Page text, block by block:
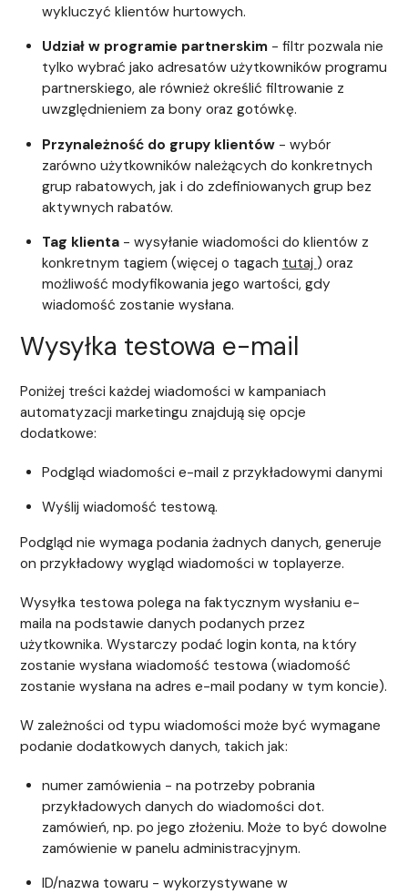
wykluczyć klientów hurtowych.
Udział w programie partnerskim- filtr pozwala nie
tylko wybrać jako adresatów użytkowników programu
partnerskiego, ale również określić filtrowanie z
uwzględnieniem za bony oraz gotówkę.
Przynależność do grupy klientów- wybór
zarówno użytkowników należących do konkretnych
grup rabatowych, jak i do zdefiniowanych grup bez
aktywnych rabatów.
Tag klienta- wysyłanie wiadomości do klientów z
konkretnym tagiem (więcej o tagach tutaj ) oraz
możliwość modyfikowania jego wartości, gdy
wiadomość zostanie wysłana.
Wysyłka testowa e-mail
Poniżej treści każdej wiadomości w kampaniach
automatyzacji marketingu znajdują się opcje
dodatkowe:
Podgląd wiadomości e-mail z przykładowymi danymi
Wyślij wiadomość testową.
Podgląd nie wymaga podania żadnych danych, generuje
on przykładowy wygląd wiadomości w toplayerze.
Wysyłka testowa polega na faktycznym wysłaniu e-
maila na podstawie danych podanych przez
użytkownika. Wystarczy podać login konta, na który
zostanie wysłana wiadomość testowa (wiadomość
zostanie wysłana na adres e-mail podany w tym koncie).
W zależności od typu wiadomości może być wymagane
podanie dodatkowych danych, takich jak:
numer zamówienia - na potrzeby pobrania
przykładowych danych do wiadomości dot.
zamówień, np. po jego złożeniu. Może to być dowolne
zamówienie w panelu administracyjnym.
ID/nazwa towaru - wykorzystywane w